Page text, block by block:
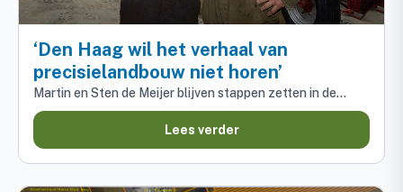
‘Den Haag wil het verhaal van
precisielandbouw niet horen’
Martin en Sten de Meijer blijven stappen zetten in de…
Lees verder